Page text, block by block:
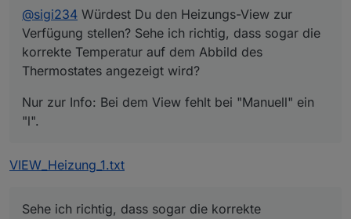
View_web_speedy_Sigi234.txt
nicht installiert
• Datenpunkt nicht gesetzt oder falsch
• Bindings werden erst in der Runtime sichtbar
• Z-Index verstellt
• Leerzeichen/Sonderzeichen im View/Projekt Name
• Skripte nicht installiert
• Häufig hilft ein Neustart des Systems
VIEW IT
@sigi234 Würdest Du den Heizungs-View zur
Verfügung stellen? Sehe ich richtig, dass sogar die
korrekte Temperatur auf dem Abbild des
Thermostates angezeigt wird?
Nur zur Info: Bei dem View fehlt bei "Manuell" ein
"l".
VIEW_Heizung_1.txt
Sehe ich richtig, dass sogar die korrekte